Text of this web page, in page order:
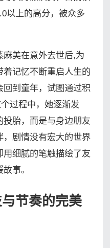
以上的高分，被众多
美在意外去世后,为
记忆不断重启人生的
到童年，试图通过积
过程中，她逐渐发
胎，而是与身边朋友
剧情没有宏大的世界
细腻的笔触描绘了友
事。
节奏的完美